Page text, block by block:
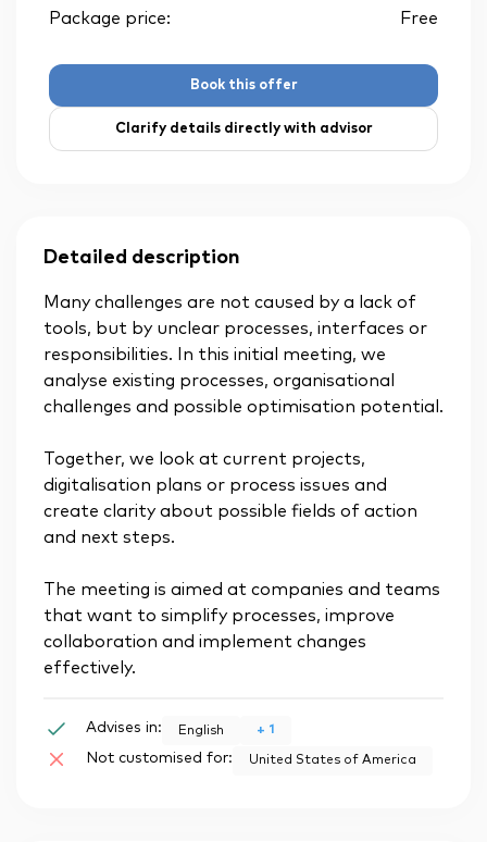
Package price: Free
Book this offer
Clarify details directly with advisor
Detailed description
Many challenges are not caused by a lack of
tools, but by unclear processes, interfaces or
responsibilities. In this initial meeting, we
analyse existing processes, organisational
challenges and possible optimisation potential.
Together, we look at current projects,
digitalisation plans or process issues and
create clarity about possible fields of action
and next steps.
The meeting is aimed at companies and teams
that want to simplify processes, improve
collaboration and implement changes
effectively.
Advises in: English + 1
Not customised for: United States of America